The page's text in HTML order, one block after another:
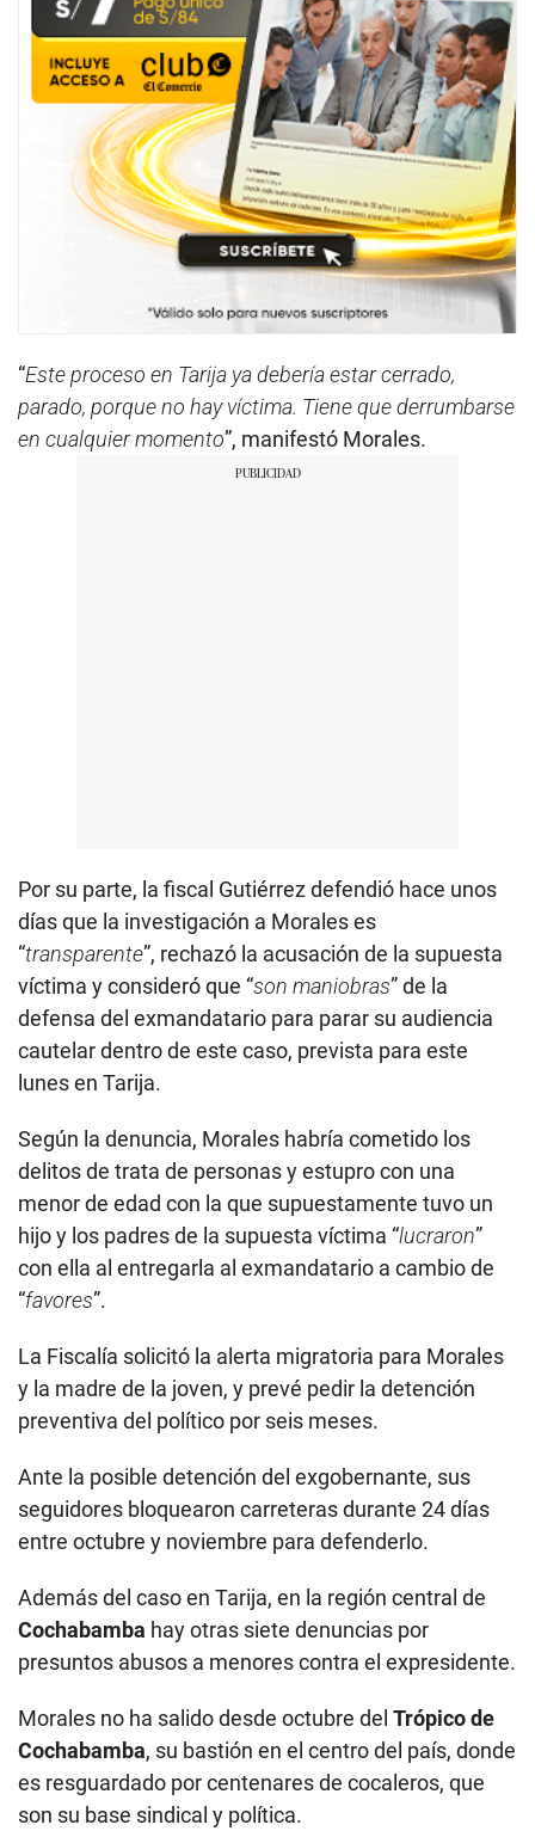
“Este proceso en Tarija ya debería estar cerrado,
parado, porque no hay víctima. Tiene que derrumbarse
en cualquier momento”, manifestó Morales.
Por su parte, la fiscal Gutiérrez defendió hace unos
días que la investigación a Morales es
“transparente”, rechazó la acusación de la supuesta
víctima y consideró que “son maniobras” de la
defensa del exmandatario para parar su audiencia
cautelar dentro de este caso, prevista para este
lunes en Tarija.
Según la denuncia, Morales habría cometido los
delitos de trata de personas y estupro con una
menor de edad con la que supuestamente tuvo un
hijo y los padres de la supuesta víctima “lucraron”
con ella al entregarla al exmandatario a cambio de
“favores”.
La Fiscalía solicitó la alerta migratoria para Morales
y la madre de la joven, y prevé pedir la detención
preventiva del político por seis meses.
Ante la posible detención del exgobernante, sus
seguidores bloquearon carreteras durante 24 días
entre octubre y noviembre para defenderlo.
Además del caso en Tarija, en la región central de
Cochabamba hay otras siete denuncias por
presuntos abusos a menores contra el expresidente.
Morales no ha salido desde octubre del Trópico de
Cochabamba, su bastión en el centro del país, donde
es resguardado por centenares de cocaleros, que
son su base sindical y política.